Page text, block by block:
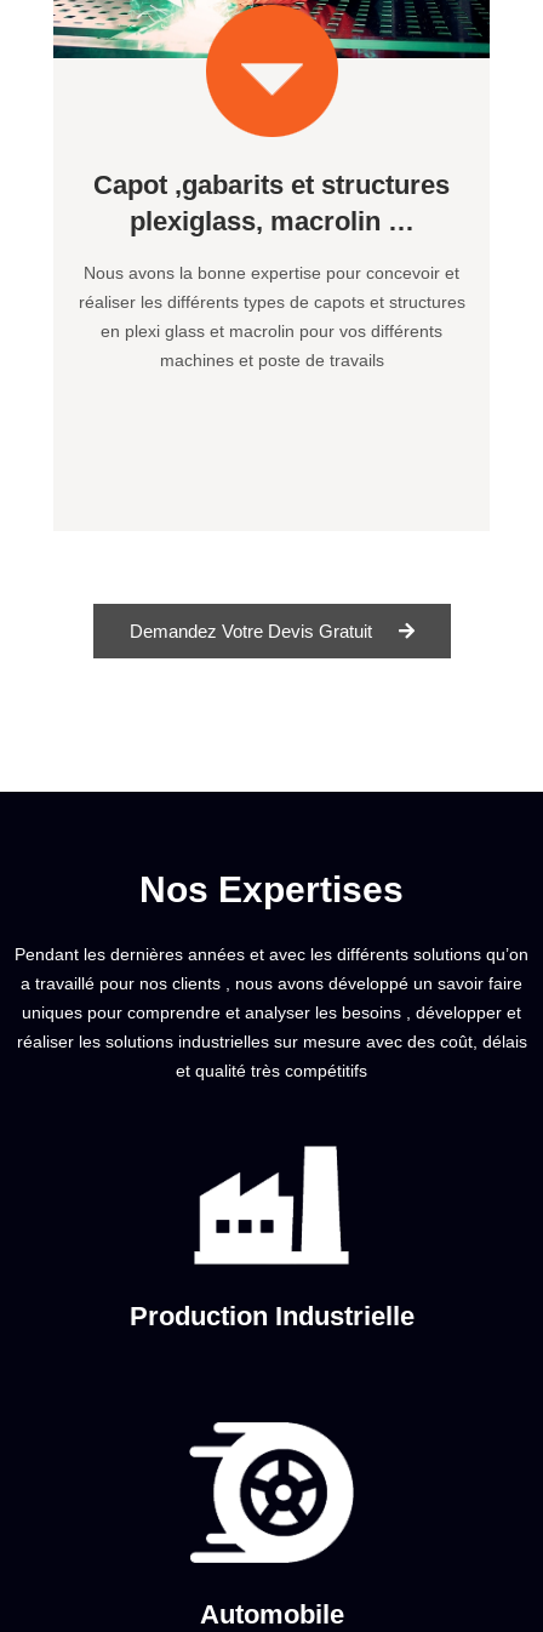
Capot ,gabarits et structures
plexiglass, macrolin …
Nous avons la bonne expertise pour concevoir et
réaliser les différents types de capots et structures
en plexi glass et macrolin pour vos différents
machines et poste de travails
Demandez Votre Devis Gratuit
Nos Expertises
Pendant les dernières années et avec les différents solutions qu’on
a travaillé pour nos clients , nous avons développé un savoir faire
uniques pour comprendre et analyser les besoins , développer et
réaliser les solutions industrielles sur mesure avec des coût, délais
et qualité très compétitifs
Production Industrielle
Automobile